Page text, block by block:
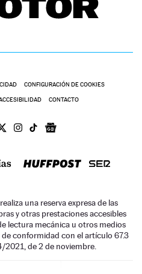
CONFIGURACIÓN DE COOKIES
CONTACTO
realiza una reserva expresa de las
y otras prestaciones accesibles
lectura mecánica u otros medios
conformidad con el artículo 67.3
2021, de 2 de noviembre.